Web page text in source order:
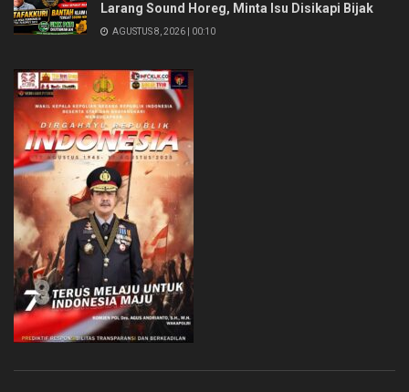
Larang Sound Horeg, Minta Isu Disikapi Bijak
AGUSTUS 8, 2026 | 00:10